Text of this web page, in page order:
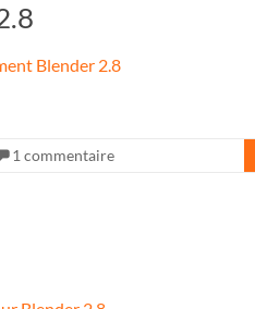
1 commentaire